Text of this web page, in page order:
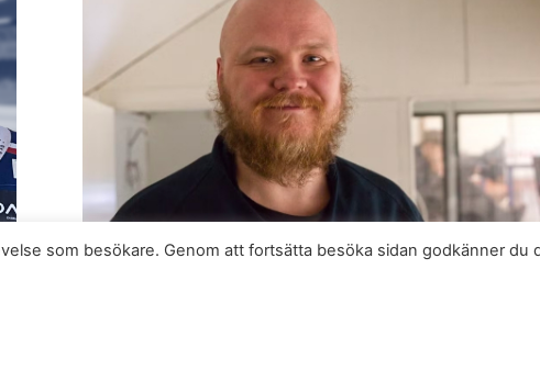
som besökare. Genom att fortsätta besöka sidan godkänner du